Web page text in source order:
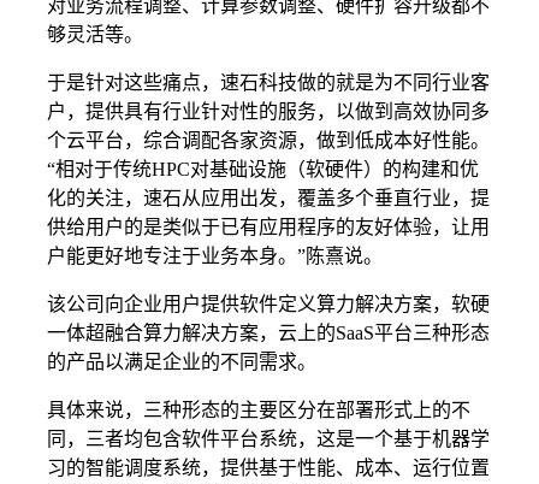
对业务流程调整、计算参数调整、硬件扩容升级都不
够灵活等。
于是针对这些痛点，速石科技做的就是为不同行业客
户，提供具有行业针对性的服务，以做到高效协同多
个云平台，综合调配各家资源，做到低成本好性能。
“相对于传统HPC对基础设施（软硬件）的构建和优
化的关注，速石从应用出发，覆盖多个垂直行业，提
供给用户的是类似于已有应用程序的友好体验，让用
户能更好地专注于业务本身。”陈熹说。
该公司向企业用户提供软件定义算力解决方案，软硬
一体超融合算力解决方案，云上的SaaS平台三种形态
的产品以满足企业的不同需求。
具体来说，三种形态的主要区分在部署形式上的不
同，三者均包含软件平台系统，这是一个基于机器学
习的智能调度系统，提供基于性能、成本、运行位置